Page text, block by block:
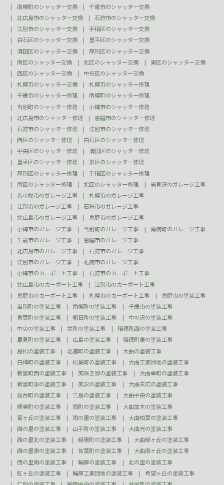
南幌町のシャッター交換
千歳市のシャッター交換
北広島市のシャッター交換
石狩市のシャッター交換
江別市のシャッター交換
手稲区のシャッター交換
白石区のシャッター交換
豊平区のシャッター交換
清田区のシャッター交換
厚別区のシャッター交換
南区のシャッター交換
北区のシャッター交換
東区のシャッター交換
西区のシャッター交換
中央区のシャッター交換
札幌市のシャッター交換
札幌市のシャッター修理
千歳市のシャッター修理
南幌町のシャッター修理
当別町のシャッター修理
小樽市のシャッター修理
北広島市のシャッター修理
恵庭市のシャッター修理
石狩市のシャッター修理
江別市のシャッター修理
西区のシャッター修理
白石区のシャッター修理
中央区のシャッター修理
清田区のシャッター修理
豊平区のシャッター修理
東区のシャッター修理
厚別区のシャッター修理
手稲区のシャッター修理
南区のシャッター修理
北区のシャッター修理
岩見沢のガレージ工事
苫小牧市のガレージ工事
札幌市のガレージ工事
江別市のガレージ工事
石狩市のガレージ工事
北広島市のガレージ工事
恵庭市のガレージ工事
小樽市のガレージ工事
当別町のガレージ工事
南幌町のガレージ工事
千歳市のガレージ工事
恵庭市のガレージ工事
北広島市のガレージ工事
石狩市のガレージ工事
江別市のガレージ工事
札幌市のガレージ工事
小樽市のカーポート工事
石狩市のカーポート工事
北広島市のカーポート工事
江別市のカーポート工事
恵庭市のカーポート工事
札幌市のカーポート工事
恵庭市の塗装工事
当別町の塗装工事
南幌町の塗装工事
千歳市の塗装工事
青葉町の塗装工事
朝日町の塗装工事
中の沢の塗装工事
中央の塗装工事
栄町の塗装工事
稲穂町西の塗装工事
里見町の塗装工事
広島の塗装工事
稲穂町東の塗装工事
島松の塗装工事
北進町の塗装工事
大曲の塗装工事
白樺町の塗装工事
松葉町の塗装工事
大曲工業団地の塗装工事
新富町西の塗装工事
美咲き野の塗装工事
大曲幸町の塗装工事
新富町東の塗装工事
美沢の塗装工事
大曲末広の塗装工事
高台町の塗装工事
三島の塗装工事
大曲中央の塗装工事
輝美町の塗装工事
南町の塗装工事
大曲並木の塗装工事
富ヶ丘の塗装工事
南の里の塗装工事
大曲柏葉の塗装工事
西の里の塗装工事
山手町の塗装工事
大曲光の塗装工事
西の里北の塗装工事
緑陽町の塗装工事
大曲緑ヶ丘の塗装工事
西の里東の塗装工事
若葉町の塗装工事
大曲南ヶ丘の塗装工事
西の里南の塗装工事
輪厚の塗装工事
北の里の塗装工事
虹ヶ丘の塗装工事
輪厚工業団地の塗装工事
希望ヶ丘の塗装工事